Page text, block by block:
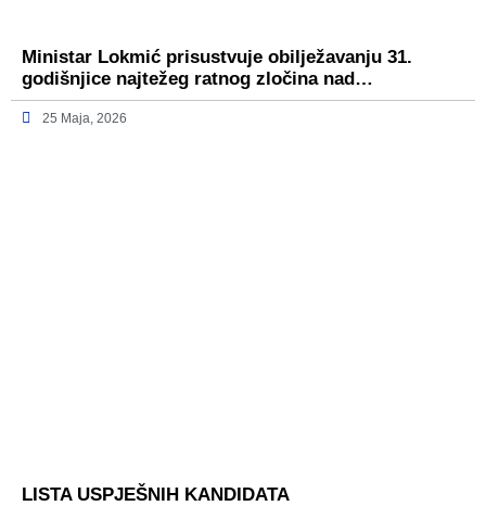
Ministar Lokmić prisustvuje obilježavanju 31.
godišnjice najtežeg ratnog zločina nad…
25 Maja, 2026
LISTA USPJEŠNIH KANDIDATA